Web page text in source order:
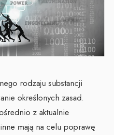
rodzaju substancji
określonych zasad.
z aktualnie
mają na celu poprawę